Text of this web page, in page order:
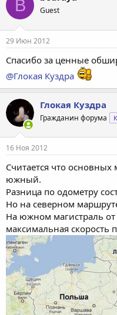
ц
и
и
:
B Guest
29 Июн 2012
Спасибо за ценные
@Глокая Куздра
Глокая Куздра
Гражданин форума
16 Ноя 2012
Считается что
южный.
Разница по одометру
Но на северном
На южном магистраль
максимальная скорость